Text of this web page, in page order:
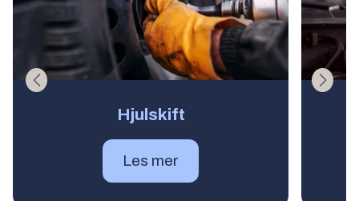
Hjulskift
Les mer